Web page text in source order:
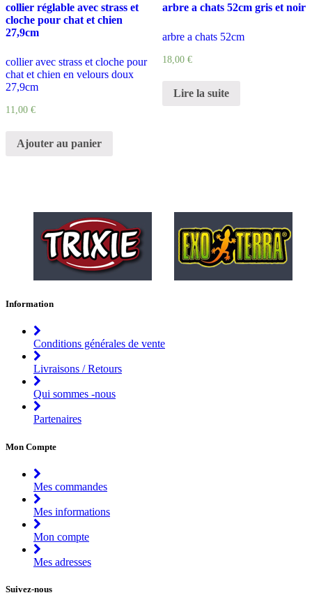
collier réglable avec strass et
cloche pour chat et chien
27,9cm
collier avec strass et cloche pour
chat et chien en velours doux
27,9cm
11,00 €
Ajouter au panier
arbre a chats 52cm gris et noir
arbre a chats 52cm
18,00 €
Lire la suite
Information
Conditions générales de vente
Livraisons / Retours
Qui sommes -nous
Partenaires
Mon Compte
Mes commandes
Mes informations
Mon compte
Mes adresses
Suivez-nous